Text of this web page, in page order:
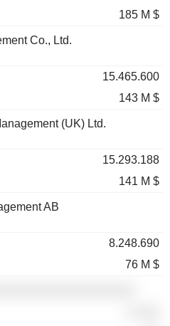
185 M $
Co., Ltd.
15.465.600
143 M $
(UK) Ltd.
15.293.188
141 M $
AB
8.248.690
76 M $